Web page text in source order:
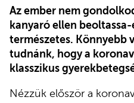
Az ember nem
kanyaró ellen
természetes. Könnyebb
tudnánk, hogy a
klasszikus
Nézzük először a